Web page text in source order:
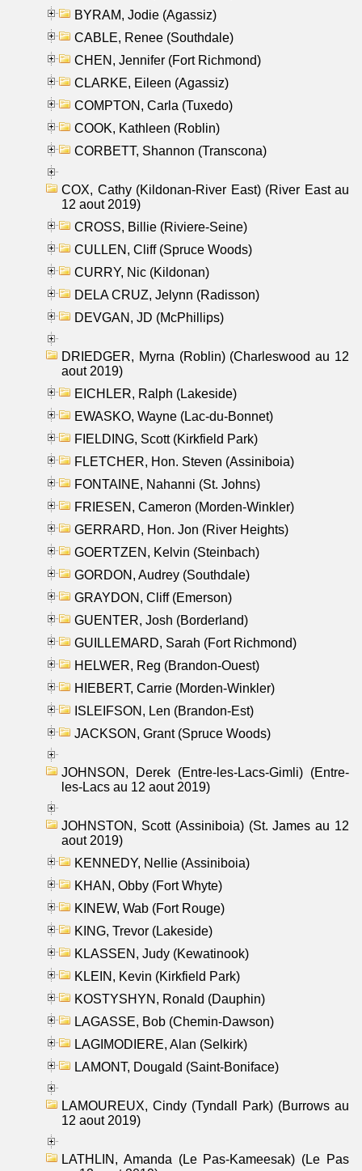
BYRAM, Jodie (Agassiz)
CABLE, Renee (Southdale)
CHEN, Jennifer (Fort Richmond)
CLARKE, Eileen (Agassiz)
COMPTON, Carla (Tuxedo)
COOK, Kathleen (Roblin)
CORBETT, Shannon (Transcona)
COX, Cathy (Kildonan-River East) (River East au
12 aout 2019)
CROSS, Billie (Riviere-Seine)
CULLEN, Cliff (Spruce Woods)
CURRY, Nic (Kildonan)
DELA CRUZ, Jelynn (Radisson)
DEVGAN, JD (McPhillips)
DRIEDGER, Myrna (Roblin) (Charleswood au 12
aout 2019)
EICHLER, Ralph (Lakeside)
EWASKO, Wayne (Lac-du-Bonnet)
FIELDING, Scott (Kirkfield Park)
FLETCHER, Hon. Steven (Assiniboia)
FONTAINE, Nahanni (St. Johns)
FRIESEN, Cameron (Morden-Winkler)
GERRARD, Hon. Jon (River Heights)
GOERTZEN, Kelvin (Steinbach)
GORDON, Audrey (Southdale)
GRAYDON, Cliff (Emerson)
GUENTER, Josh (Borderland)
GUILLEMARD, Sarah (Fort Richmond)
HELWER, Reg (Brandon-Ouest)
HIEBERT, Carrie (Morden-Winkler)
ISLEIFSON, Len (Brandon-Est)
JACKSON, Grant (Spruce Woods)
JOHNSON, Derek (Entre-les-Lacs-Gimli) (Entre-
les-Lacs au 12 aout 2019)
JOHNSTON, Scott (Assiniboia) (St. James au 12
aout 2019)
KENNEDY, Nellie (Assiniboia)
KHAN, Obby (Fort Whyte)
KINEW, Wab (Fort Rouge)
KING, Trevor (Lakeside)
KLASSEN, Judy (Kewatinook)
KLEIN, Kevin (Kirkfield Park)
KOSTYSHYN, Ronald (Dauphin)
LAGASSE, Bob (Chemin-Dawson)
LAGIMODIERE, Alan (Selkirk)
LAMONT, Dougald (Saint-Boniface)
LAMOUREUX, Cindy (Tyndall Park) (Burrows au
12 aout 2019)
LATHLIN, Amanda (Le Pas-Kameesak) (Le Pas